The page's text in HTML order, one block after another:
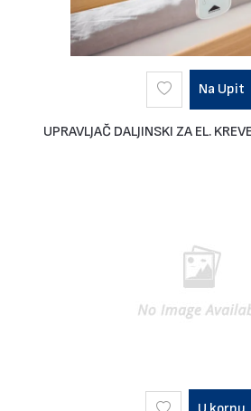
Na Upit
UPRAVLJAČ DALJINSKI ZA EL.